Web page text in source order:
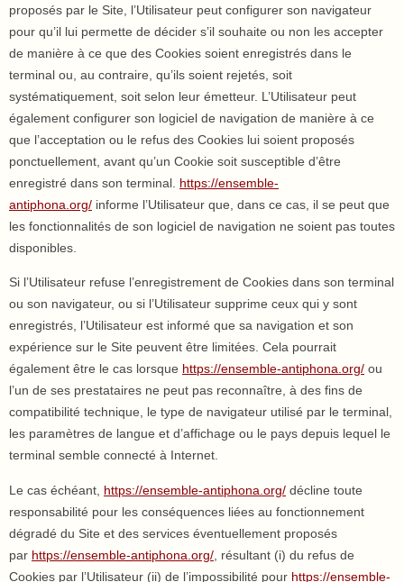
proposés par le Site, l’Utilisateur peut configurer son navigateur
pour qu’il lui permette de décider s’il souhaite ou non les accepter
de manière à ce que des Cookies soient enregistrés dans le
terminal ou, au contraire, qu’ils soient rejetés, soit
systématiquement, soit selon leur émetteur. L’Utilisateur peut
également configurer son logiciel de navigation de manière à ce
que l’acceptation ou le refus des Cookies lui soient proposés
ponctuellement, avant qu’un Cookie soit susceptible d’être
enregistré dans son terminal. https://ensemble-
antiphona.org/ informe l’Utilisateur que, dans ce cas, il se peut que
les fonctionnalités de son logiciel de navigation ne soient pas toutes
disponibles.
Si l’Utilisateur refuse l’enregistrement de Cookies dans son terminal
ou son navigateur, ou si l’Utilisateur supprime ceux qui y sont
enregistrés, l’Utilisateur est informé que sa navigation et son
expérience sur le Site peuvent être limitées. Cela pourrait
également être le cas lorsque https://ensemble-antiphona.org/ ou
l’un de ses prestataires ne peut pas reconnaître, à des fins de
compatibilité technique, le type de navigateur utilisé par le terminal,
les paramètres de langue et d’affichage ou le pays depuis lequel le
terminal semble connecté à Internet.
Le cas échéant, https://ensemble-antiphona.org/ décline toute
responsabilité pour les conséquences liées au fonctionnement
dégradé du Site et des services éventuellement proposés
par https://ensemble-antiphona.org/ , résultant (i) du refus de
Cookies par l’Utilisateur (ii) de l’impossibilité pour https://ensemble-